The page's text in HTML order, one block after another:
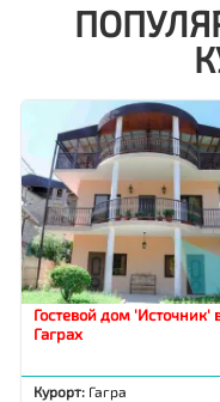
Гостевой дом 'Источник'
Гаграх
Курорт: Гагра